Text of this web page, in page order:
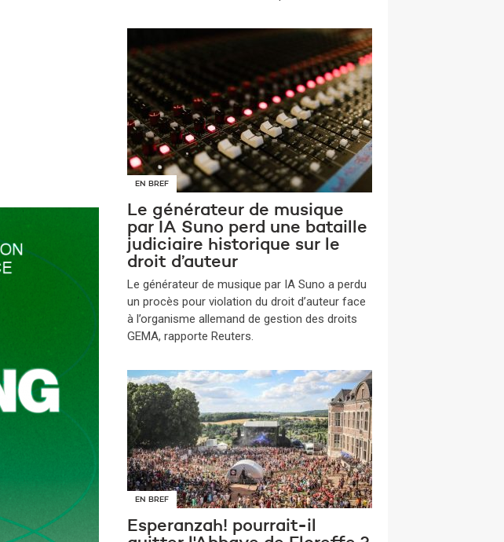
EN BREF
Le générateur de musique
par IA Suno perd une bataille
judiciaire historique sur le
droit d’auteur
Le générateur de musique par IA Suno a perdu
un procès pour violation du droit d’auteur face
à l’organisme allemand de gestion des droits
GEMA, rapporte Reuters.
EN BREF
Esperanzah! pourrait-il